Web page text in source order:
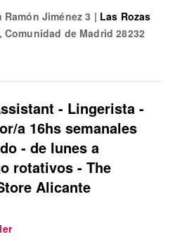
de Las Rozas Village.¿Qué
Jornada...
Ramón Jiménez 3 | Las Rozas
, Comunidad de Madrid 28232
- Lingerista -
a 16hs semanales
- de lunes a
rotativos - The
Alicante